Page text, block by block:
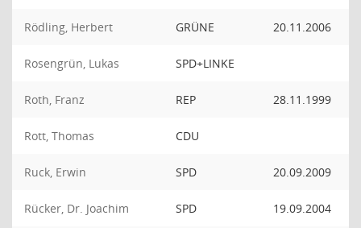
Rödling, Herbert GRÜNE 20.11.2006
Rosengrün, Lukas SPD+LINKE
Roth, Franz REP 28.11.1999
Rott, Thomas CDU
Ruck, Erwin SPD 20.09.2009
Rücker, Dr. Joachim SPD 19.09.2004